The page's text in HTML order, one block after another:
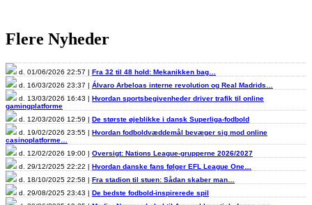
Flere Nyheder
d. 01/06/2026 22:57 | Fra 32 til 48 hold: Mekanikken bag…
d. 16/03/2026 23:37 | Álvaro Arbeloas interne revolution og Real Madrids…
d. 13/03/2026 16:43 | Hvordan sportsbegivenheder driver trafik til online
gamingplatforme
d. 12/03/2026 12:59 | De største øjeblikke i dansk Superliga-fodbold
d. 19/02/2026 23:55 | Hvordan fodboldvæddemål bevæger sig mod online
casinoplatforme…
d. 12/02/2026 19:00 | Oversigt: Nations League-grupperne 2026/2027
d. 29/12/2025 22:22 | Hvordan danske fans følger EFL League One…
d. 18/10/2025 22:58 | Fra stadion til stuen: Sådan skaber man…
d. 29/08/2025 23:43 | De bedste fodbold-inspirerede spil